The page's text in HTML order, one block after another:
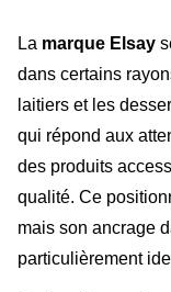
La marque Elsay
dans certains
laitiers et les
qui répond aux
des produits
qualité. Ce
mais son ancrage
particulièrement